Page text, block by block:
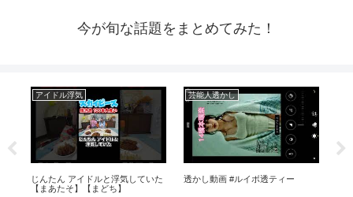
今が旬な話題をまとめてみた！
アイドル浮気
じんたん アイドルと浮気していた
【まあたそ】【まどち】
芸能人透かし
透かし動画 #ルイボ透ティー